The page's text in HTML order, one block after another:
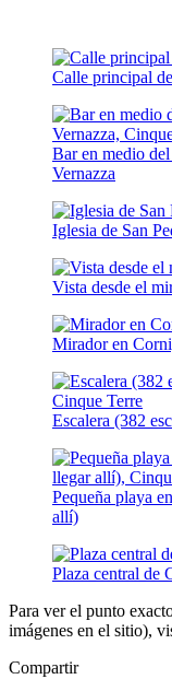
Calle principal
Bar en medio
Vernazza
Iglesia de San
Vista desde el
Mirador en
Escalera (382
Pequeña playa
allí)
Plaza central de
Para ver el punto
imágenes en el sitio),
Compartir